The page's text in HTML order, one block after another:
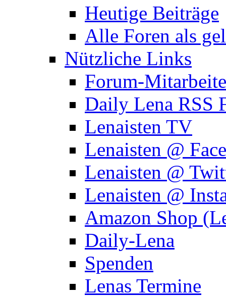
Heutige Beiträge
Alle Foren als
Nützliche Links
Forum-
Daily Lena RSS
Lenaisten TV
Lenaisten @
Lenaisten @
Lenaisten @
Amazon Shop
Daily-Lena
Spenden
Lenas Termine